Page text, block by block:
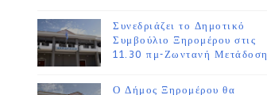
Συνεδριάζει το Δημοτικό
Συμβούλιο Ξηρομέρου στις
11.30 πμ-Ζωντανή Μετάδοση
Ο Δήμος Ξηρομέρου θα